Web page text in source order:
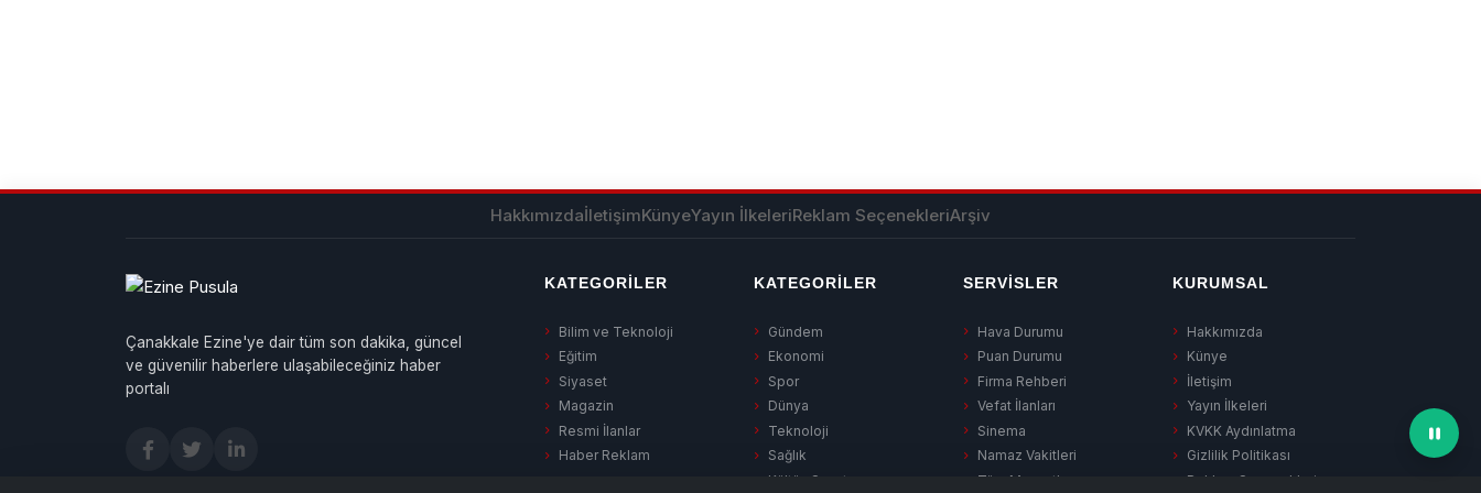
HakkımızdaİletişimKünyeYayın İlkeleriReklam SeçenekleriArşiv
Çanakkale Ezine'ye dair tüm son dakika, güncel
ve güvenilir haberlere ulaşabileceğiniz haber
portalı
KATEGORILER
Bilim ve Teknoloji
Eğitim
Siyaset
Magazin
Resmi İlanlar
Haber Reklam
KATEGORILER
Gündem
Ekonomi
Spor
Dünya
Teknoloji
Sağlık
Kültür-Sanat
SERVISLER
Hava Durumu
Puan Durumu
Firma Rehberi
Vefat İlanları
Sinema
Namaz Vakitleri
Tüm Manşetler
KURUMSAL
Hakkımızda
Künye
İletişim
Yayın İlkeleri
KVKK Aydınlatma
Gizlilik Politikası
Reklam Seçenekleri